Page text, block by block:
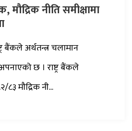
मौद्रिक नीति समीक्षामा
बैंकले अर्थतन्त्र चलामान
छ । राष्ट्र बैंकले
मौद्रिक नी...